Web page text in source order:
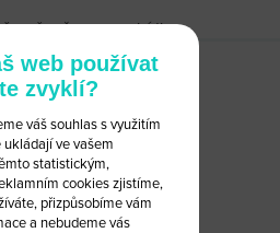
vyřazen z nabídky.
NAPIŠTE NÁM
web používat
zvyklí?
váš souhlas s využitím
ukládají ve vašem
statistickým,
cookies zjistíme,
přizpůsobíme vám
a nebudeme vás